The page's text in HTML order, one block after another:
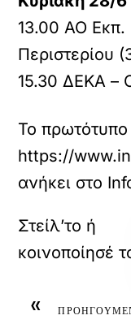
13.00 ΑΟ
Περιστερίου
15.30 ΔΕΚΑ –
Το
https://
ανήκει στο
«